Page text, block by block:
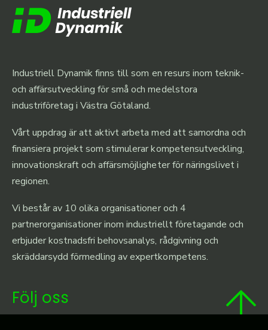
Industriell Dynamik finns till som en resurs inom teknik-
och affärsutveckling för små och medelstora
industriföretag i Västra Götaland.
Vårt uppdrag är att aktivt arbeta med att samordna och
finansiera projekt som stimulerar kompetensutveckling,
innovationskraft och affärsmöjligheter för näringslivet i
regionen.
Vi består av 10 olika organisationer och 4
partnerorganisationer inom industriellt företagande och
erbjuder kostnadsfri behovsanalys, rådgivning och
skräddarsydd förmedling av expertkompetens.
Följ oss